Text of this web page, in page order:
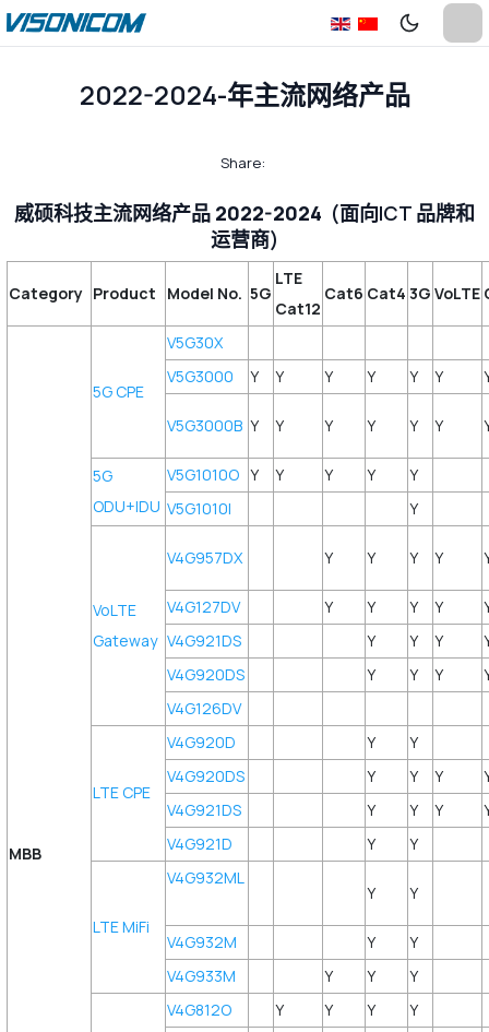
2022-2024-年主流网络产品
Share:
威硕科技主流网络产品 2022-2024 (面向ICT 品牌和
运营商)
Category Product Model No. 5G
LTE
Cat12
Cat6 Cat4 3G VoLTE
MBB
5G CPE
V5G30X
V5G3000
Y Y Y Y Y Y
V5G3000B Y Y Y Y Y Y
5G
ODU+IDU
V5G1010O Y Y Y Y
Y
V5G1010I
Y
VoLTE
Gateway
V4G957DX Y Y Y Y
V4G127DV Y Y Y Y
V4G921DS
Y Y Y
V4G920DS
Y Y Y
V4G126DV
LTE CPE
V4G920D Y
Y
V4G920DS
Y Y Y
V4G921DS
Y Y Y
V4G921D
Y Y
LTE MiFi
V4G932ML
Y Y
V4G932M Y
Y
V4G933M
Y Y Y
V4G812O Y Y Y
Y